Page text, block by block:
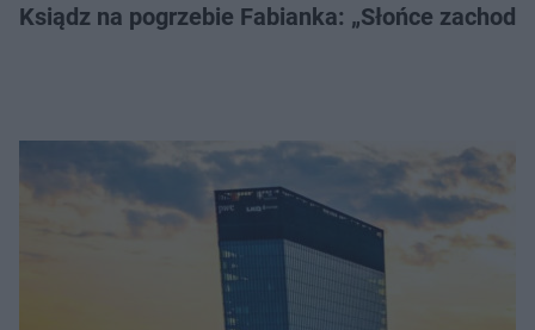
Ksiądz na pogrzebie Fabianka: „Słońce